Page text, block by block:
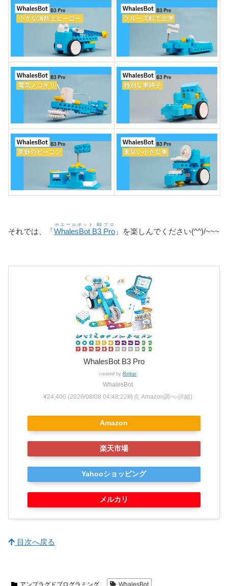
それでは、「WhalesBot B3 Pro
ホエールボット B3 プロ
」を楽しんでください(^^)/~~~
WhalesBot B3 Pro
created by Rinker
WhalesBot
¥24,400 (2026/08/08 04:48:22時点 Amazon調べ-詳細)
Amazon
楽天市場
Yahooショッピング
メルカリ
目次へ戻る
アンプラグドプログラミング WhalesBot